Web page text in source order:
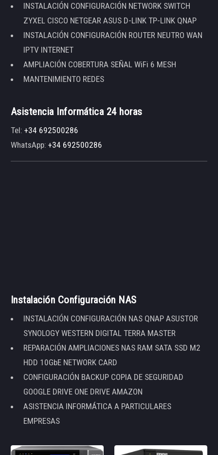
INSTALACIÓN CONFIGURACIÓN NETWORK SWITCH
ZYXEL CISCO NETGEAR ASUS D-LINK TP-LINK QNAP
INSTALACIÓN CONFIGURACIÓN ROUTER NEUTRO WAN
IPTV INTERNET
AMPLIACIÓN COBERTURA SEÑAL WiFi 6 MESH
MANTENIMIENTO REDES
Asistencia Informática 24 horas
Tel:+34 692500286
WhatsApp:+34 692500286
Instalación Configuración NAS
INSTALACIÓN CONFIGURACIÓN NAS QNAP ASUSTOR
SYNOLOGY WESTERN DIGITAL TERRA MASTER
REPARACIÓN AMPLIACIONES NAS RAM SATA SSD M2
HDD 10GbE NETWORK CARD
CONFIGURACIÓN BACKUP COPIA DE SEGURIDAD
GOOGLE DRIVE ONE DRIVE AMAZON
ASISTENCIA INFORMÁTICA A PARTICULARES
EMPRESAS